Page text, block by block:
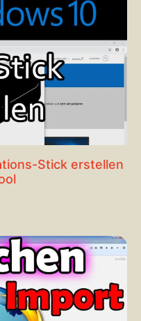
Stick erstellen